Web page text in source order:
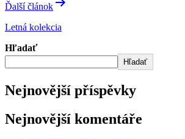
Ďalší článok
Letná kolekcia
Hľadať
Hľadať
Nejnovější příspěvky
Nejnovější komentáře